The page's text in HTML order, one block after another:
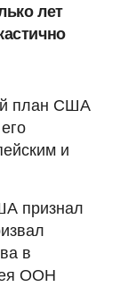
лет
план США
и
признал
в
ООН